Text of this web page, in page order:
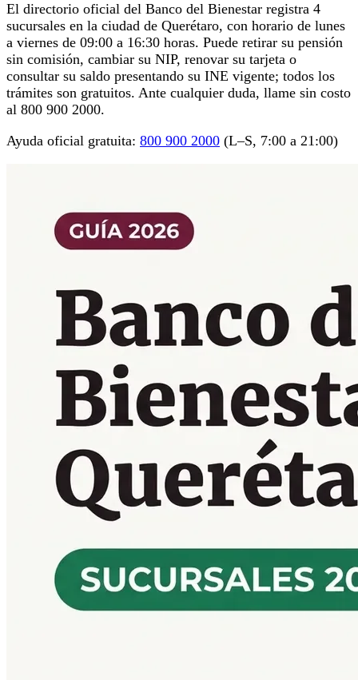
El directorio oficial del Banco del Bienestar registra 4
sucursales en la ciudad de Querétaro, con horario de lunes
a viernes de 09:00 a 16:30 horas. Puede retirar su pensión
sin comisión, cambiar su NIP, renovar su tarjeta o
consultar su saldo presentando su INE vigente; todos los
trámites son gratuitos. Ante cualquier duda, llame sin costo
al 800 900 2000.
Ayuda oficial gratuita: 800 900 2000 (L–S, 7:00 a 21:00)